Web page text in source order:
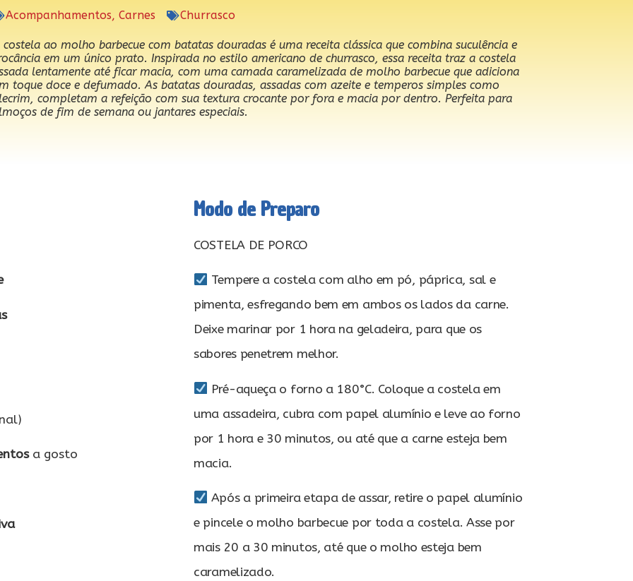
Acompanhamentos, Carnes Churrasco
costela ao molho barbecue com batatas douradas é uma receita clássica que combina suculência e
em um único prato. Inspirada no estilo americano de churrasco, essa receita traz a costela
lentamente até ficar macia, com uma camada caramelizada de molho barbecue que adiciona
toque doce e defumado. As batatas douradas, assadas com azeite e temperos simples como
completam a refeição com sua textura crocante por fora e macia por dentro. Perfeita para
de fim de semana ou jantares especiais.
a gosto
Modo de Preparo
COSTELA DE PORCO
Tempere a costela com alho em pó, páprica, sal e
pimenta, esfregando bem em ambos os lados da carne.
Deixe marinar por 1 hora na geladeira, para que os
sabores penetrem melhor.
Pré-aqueça o forno a 180°C. Coloque a costela em
uma assadeira, cubra com papel alumínio e leve ao forno
por 1 hora e 30 minutos, ou até que a carne esteja bem
macia.
Após a primeira etapa de assar, retire o papel alumínio
e pincele o molho barbecue por toda a costela. Asse por
mais 20 a 30 minutos, até que o molho esteja bem
caramelizado.